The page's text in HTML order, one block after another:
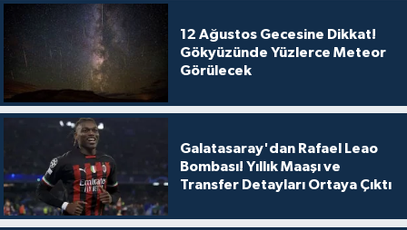
12 Ağustos Gecesine Dikkat!
Gökyüzünde Yüzlerce Meteor
Görülecek
Galatasaray'dan Rafael Leao
Bombası! Yıllık Maaşı ve
Transfer Detayları Ortaya Çıktı